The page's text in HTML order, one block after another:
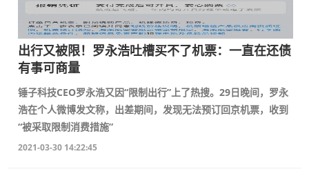
出行又被限！罗永浩吐槽买不了机票：一直在还债
有事可商量
锤子科技CEO罗永浩又因“限制出行”上了热搜。29日晚间，罗永
浩在个人微博发文称，出差期间，发现无法预订回京机票，收到
“被采取限制消费措施”
2021-03-30 14:22:45